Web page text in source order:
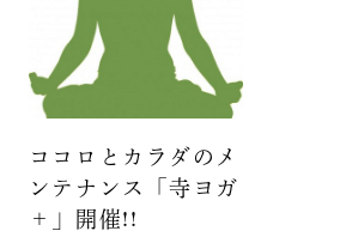
ココロとカラダのメ
ンテナンス「寺ヨガ
＋」開催!!